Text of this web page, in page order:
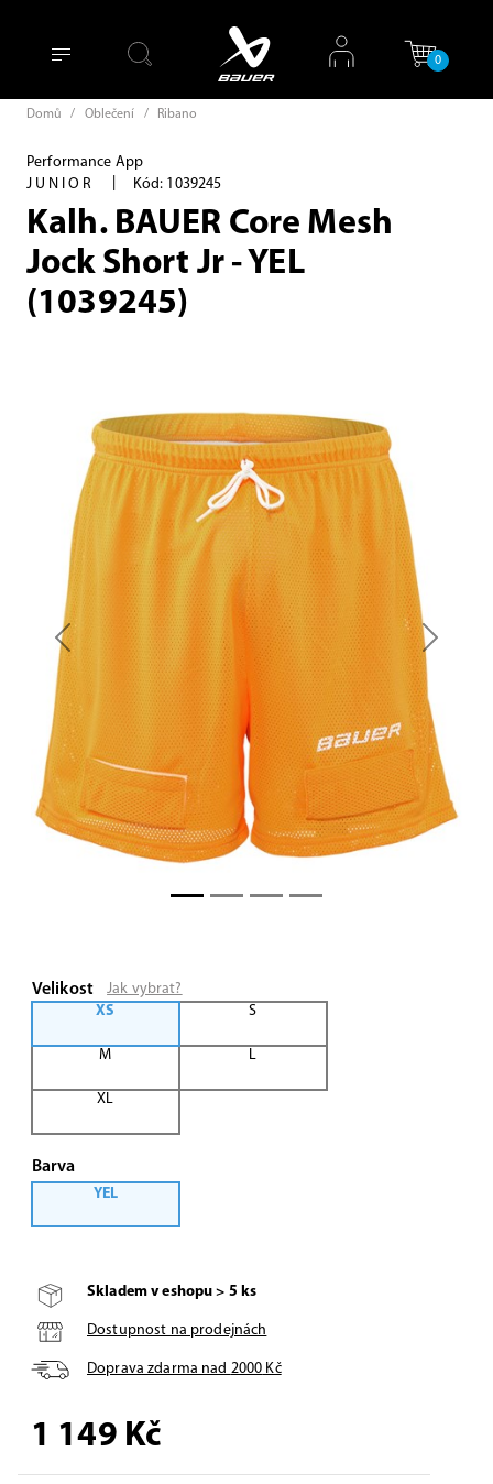
0
Domů / Oblečení / Ribano
Performance App
JUNIOR
Kód: 1039245
Kalh. BAUER Core Mesh
Jock Short Jr - YEL
(1039245)
Previous Next
Velikost
Jak vybrat?
XS
S
M L
XL
Barva
YEL
Skladem v eshopu > 5 ks
Dostupnost na prodejnách
Doprava zdarma nad 2000 Kč
1 149 Kč